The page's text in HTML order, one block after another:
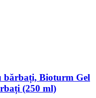
bărbați, Bioturm Gel
(250 ml)